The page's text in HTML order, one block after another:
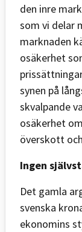
den inre
som vi delar
marknaden
osäkerhet
synen på
skvalpande
osäkerhet
överskott
Ingen
Det gamla
svenska
ekonomins